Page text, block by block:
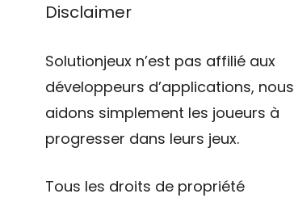
Disclaimer
Solutionjeux n’est pas affilié aux
développeurs d’applications, nous
aidons simplement les joueurs à
progresser dans leurs jeux.
Tous les droits de propriété